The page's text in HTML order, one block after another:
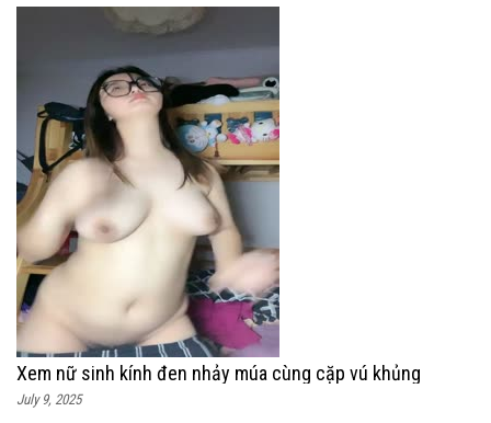
Xem nữ sinh kính đen nhảy múa cùng cặp vú khủng
July 9, 2025